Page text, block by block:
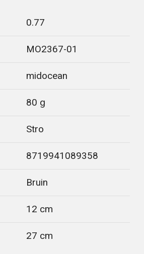
0.77
MO2367-01
midocean
80 g
Stro
8719941089358
Bruin
12 cm
27 cm